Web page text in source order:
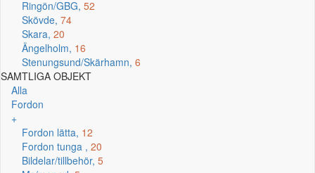
Ringön/GBG, 52
Skövde, 74
Skara, 20
Ängelholm, 16
Stenungsund/Skärhamn, 6
SAMTLIGA OBJEKT
Alla
Fordon
+
Fordon lätta, 12
Fordon tunga , 20
Bildelar/tillbehör, 5